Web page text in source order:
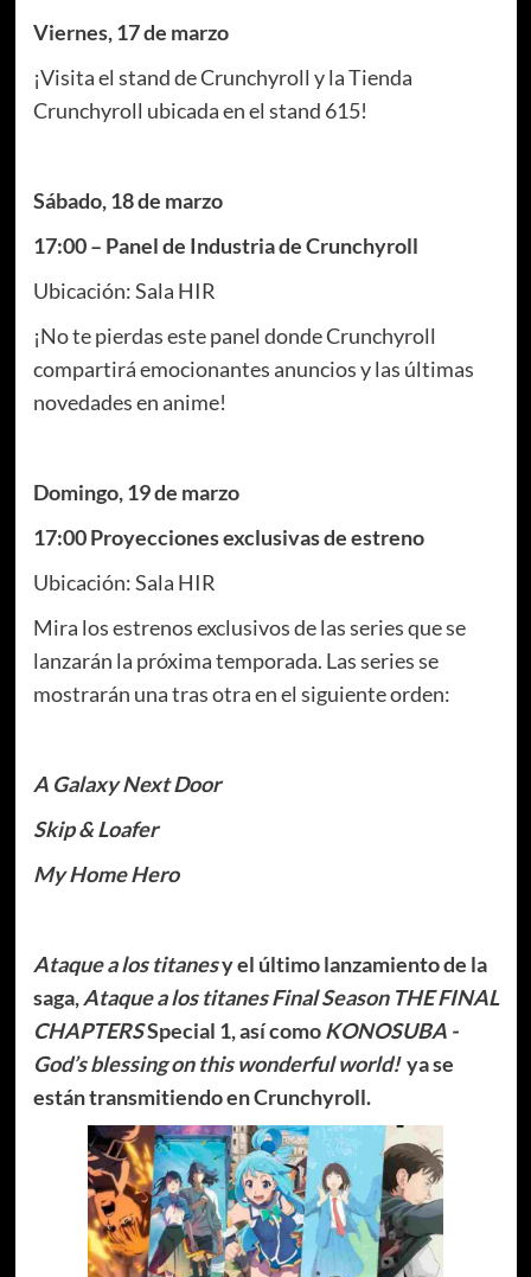
Viernes, 17 de marzo
¡Visita el stand de Crunchyroll y la Tienda
Crunchyroll ubicada en el stand 615!
Sábado, 18 de marzo
17:00 – Panel de Industria de Crunchyroll
Ubicación: Sala HIR
¡No te pierdas este panel donde Crunchyroll
compartirá emocionantes anuncios y las últimas
novedades en anime!
Domingo, 19 de marzo
17:00 Proyecciones exclusivas de estreno
Ubicación: Sala HIR
Mira los estrenos exclusivos de las series que se
lanzarán la próxima temporada. Las series se
mostrarán una tras otra en el siguiente orden:
A Galaxy Next Door
Skip & Loafer
My Home Hero
Ataque a los titanesy el último lanzamiento de la
saga,Ataque a los titanes Final Season THE FINAL
CHAPTERSSpecial 1, así comoKONOSUBA -
God’s blessing on this wonderful world!ya se
están transmitiendo en Crunchyroll.